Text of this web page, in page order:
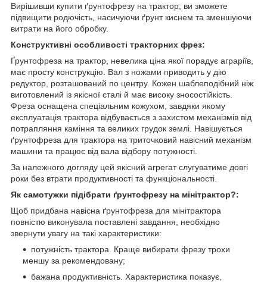
Вирішивши купити ґрунтофрезу на трактор, ви зможете
підвищити родючість, насичуючи ґрунт киснем та зменшуючи
витрати на його обробку.
Конструктивні особливості тракторних фрез:
Ґрунтофреза на трактор, невелика ціна якої порадує аграріїв,
має просту конструкцію. Вал з ножами приводить у дію
редуктор, розташований по центру. Кожен шаблеподібний ніж
виготовлений із якісної сталі й має високу зносостійкість.
Фреза оснащена спеціальним кожухом, завдяки якому
експлуатація трактора відбувається з захистом механізмів від
потрапляння каміння та великих грудок землі. Навішується
ґрунтофреза для трактора на триточковий навісний механізм
машини та працює від вала відбору потужності.
За належного догляду цей якісний агрегат слугуватиме довгі
роки без втрати продуктивності та функціональності.
Як самотужки підібрати ґрунтофрезу на мінітрактор?:
Щоб придбана навісна ґрунтофреза для мінітрактора
повністю виконувала поставлені завдання, необхідно
звернути увагу на такі характеристики:
потужність трактора. Краще вибирати фрезу трохи
меншу за рекомендовану;
бажана продуктивність. Характеристика показує,